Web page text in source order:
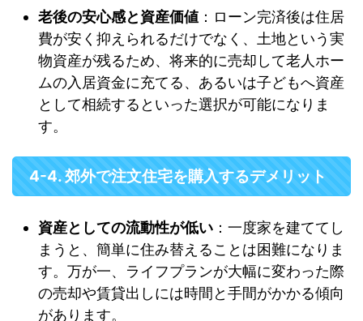
老後の安心感と資産価値 ：ローン完済後は住居
費が安く抑えられるだけでなく、土地という実
物資産が残るため、将来的に売却して老人ホー
ムの入居資金に充てる、あるいは子どもへ資産
として相続するといった選択が可能になりま
す。
4-4. 郊外で注文住宅を購入するデメリット
資産としての流動性が低い ：一度家を建ててし
まうと、簡単に住み替えることは困難になりま
す。万が一、ライフプランが大幅に変わった際
の売却や賃貸出しには時間と手間がかかる傾向
があります。